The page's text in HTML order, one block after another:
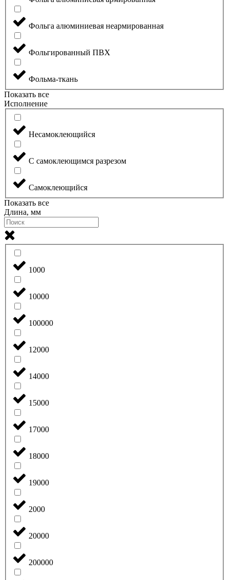
Фольга алюминиевая неармированная
Фольгированный ПВХ
Фольма-ткань
Показать все
Исполнение
Несамоклеющийся
С самоклеющимся разрезом
Самоклеющийся
Показать все
Длина, мм
1000
10000
100000
12000
14000
15000
17000
18000
19000
2000
20000
200000